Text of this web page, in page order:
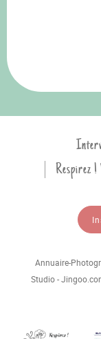
Respirez
Annuaire-
Studio -